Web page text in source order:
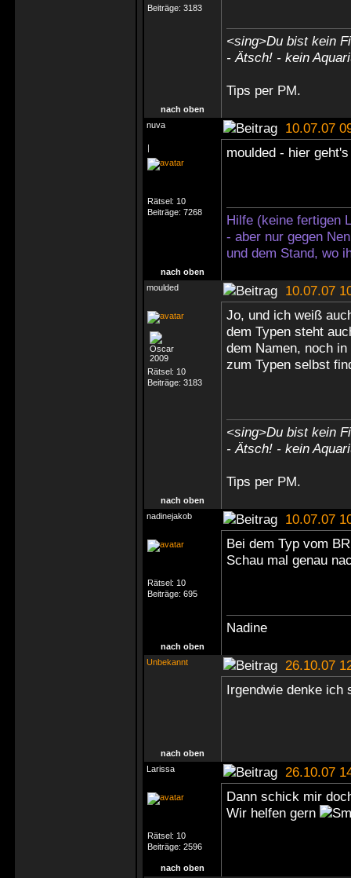
Beiträge: 3183
<sing>Du bist kein
- Ätsch! - kein
Tips per PM.
nach oben
nuva
10.07.07
|
Rätsel: 10
Beiträge: 7268
moulded - hier
Hilfe (keine fertigen
- aber nur gegen
und dem Stand, wo
nach oben
moulded
10.07.07
Rätsel: 10
Beiträge: 3183
Jo, und ich weiß
dem Typen steht
dem Namen, noch
zum Typen selbst
<sing>Du bist kein
- Ätsch! - kein
Tips per PM.
nach oben
nadinejakob
10.07.07
Rätsel: 10
Beiträge: 695
Bei dem Typ vom
Schau mal genau
Nadine
nach oben
Unbekannt
26.10.07
Irgendwie denke ich
nach oben
Larissa
26.10.07
Rätsel: 10
Beiträge: 2596
Dann schick mir
Wir helfen gern
nach oben